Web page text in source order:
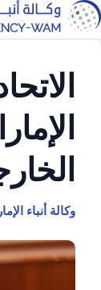
وكالة أنباء